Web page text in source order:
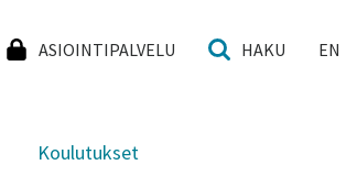
ASIOINTIPALVELU HAKU EN
ALASIVUJEN VALIKKO
Koulutukset